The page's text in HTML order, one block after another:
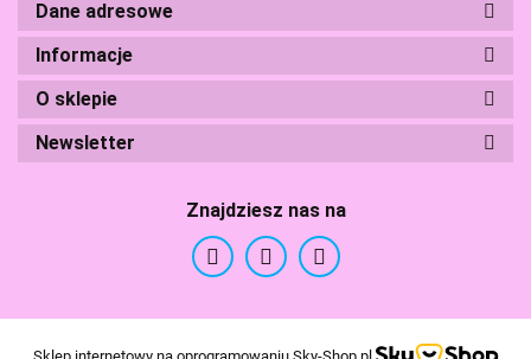
Cherry Pazi Puzzle
Dane adresowe
Informacje
O sklepie
Newsletter
Znajdziesz nas na